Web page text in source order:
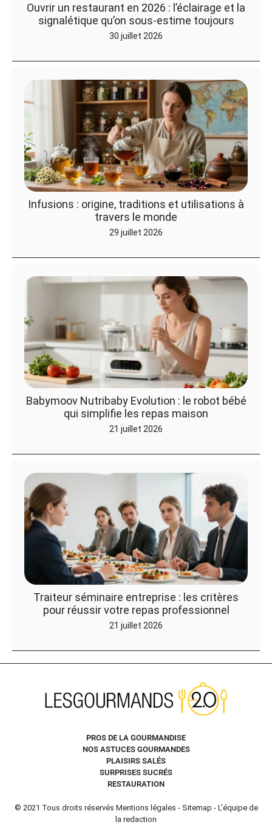
Ouvrir un restaurant en 2026 : l’éclairage et la
signalétique qu’on sous-estime toujours
30 juillet 2026
Infusions : origine, traditions et utilisations à
travers le monde
29 juillet 2026
Babymoov Nutribaby Evolution : le robot bébé
qui simplifie les repas maison
21 juillet 2026
Traiteur séminaire entreprise : les critères
pour réussir votre repas professionnel
21 juillet 2026
PROS DE LA GOURMANDISE
NOS ASTUCES GOURMANDES
PLAISIRS SALÉS
SURPRISES SUCRÉS
RESTAURATION
© 2021 Tous droits réservés Mentions légales - Sitemap - L'équipe de
la redaction